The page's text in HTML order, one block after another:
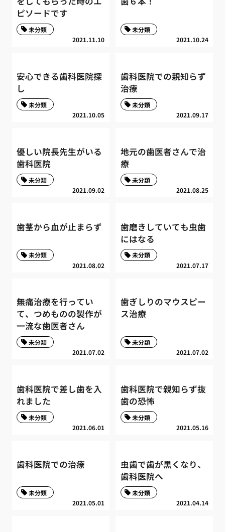
ピソードです
2021.11.10
未分類
2021.10.24
未分類
安心できる歯科医院探
し
2021.10.05
未分類
歯科医院での親知らず
治療
2021.09.17
未分類
優しい院長先生がいる
歯科医院
2021.09.02
未分類
地元の歯医者さんで治
療
2021.08.25
未分類
歯茎から血が止まらず
2021.08.02
未分類
歯磨きしていても虫歯
にはなる
2021.07.17
未分類
無痛治療を行ってい
て、つめものの製作が
一流な歯医者さん
2021.07.02
未分類
歯ぎしりのマウスピー
ス治療
2021.07.02
未分類
歯科医院で差し歯を入
れました
2021.06.01
未分類
歯科医院で親知らず抜
歯の恐怖
2021.05.16
未分類
歯科医院での治療
2021.05.01
未分類
虫歯で歯が黒くなり、
歯科医院へ
2021.04.14
未分類